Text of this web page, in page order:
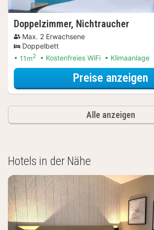
Doppelzimmer, Nichtraucher
Max. 2 Erwachsene
Doppelbett
11m2 Kostenfreies WiFi Klimaanlage
Preise anzeigen
Alle anzeigen
Hotels in der Nähe